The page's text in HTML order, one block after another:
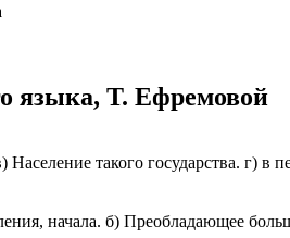
языка, Т. Ефремовой
такого государства. г) в
начала. б) Преобладающее